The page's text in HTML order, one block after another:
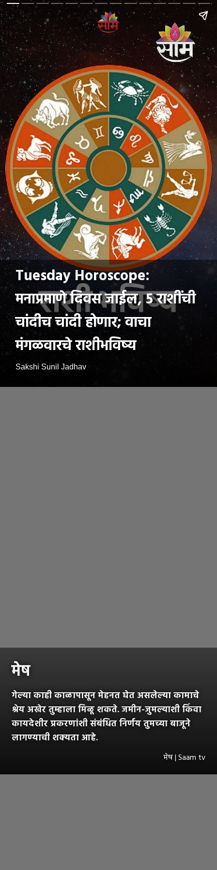
Tuesday Horoscope:
मनाप्रमाणे दिवस जाईल, 5 राशींची
चांदीच चांदी होणार; वाचा
मंगळवारचे राशीभविष्य
Sakshi Sunil Jadhav
मेष
गेल्या काही काळापासून मेहनत घेत असलेल्या कामाचे
श्रेय अखेर तुम्हाला मिळू शकते. जमीन-जुमल्याशी किंवा
कायदेशीर प्रकरणांशी संबंधित निर्णय तुमच्या बाजूने
लागण्याची शक्यता आहे.
मेष | Saam tv